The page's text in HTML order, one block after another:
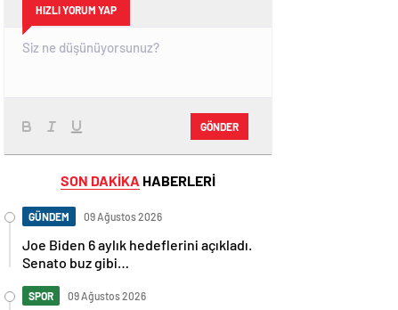
HIZLI YORUM YAP
GÖNDER
SON DAKİKA HABERLERİ
GÜNDEM 09 Ağustos 2026
Joe Biden 6 aylık hedeflerini açıkladı.
Senato buz gibi…
SPOR 09 Ağustos 2026